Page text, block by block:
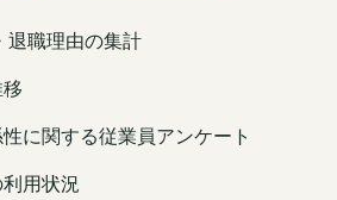
退職理由の集計
に関する従業員アンケート
用状況